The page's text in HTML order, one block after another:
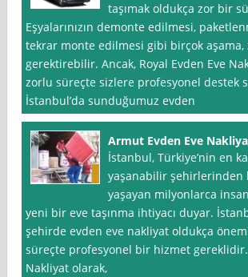
taşımak oldukça zor bir
Eşyalarınızın demonte edilmesi,
tekrar monte edilmesi gibi birçok aşama,
gerektirebilir. Ancak, Royal Evden Eve
zorlu süreçte sizlere profesyonel destek
İstanbul’da sunduğumuz evden
Armut Evden Eve
İstanbul, Türkiye’nin en
yaşanabilir şehirlerinden
yaşayan milyonlarca
yeni bir eve taşınma ihtiyacı duyar.
şehirde evden eve nakliyat oldukça
süreçte profesyonel bir hizmet gereklidir.
Nakliyat olarak,